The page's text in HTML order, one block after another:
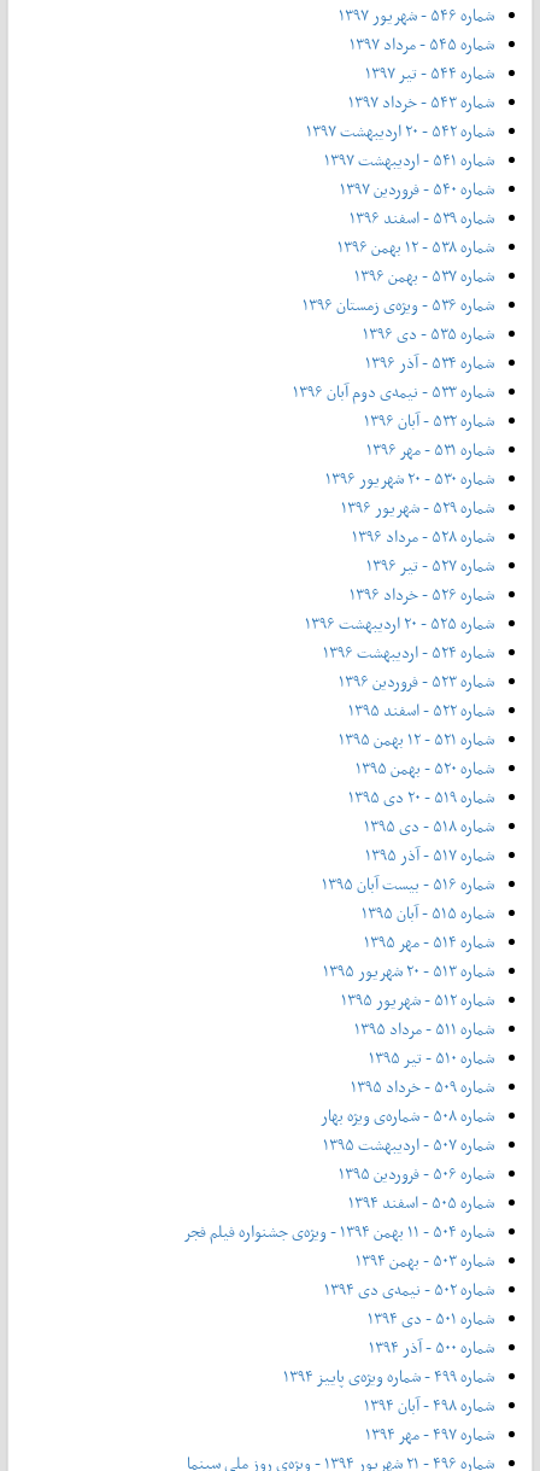
شماره ۵۴۶ - شهریور ۱۳۹۷
شماره ۵۴۵ - مرداد ۱۳۹۷
شماره ۵۴۴ - تیر ۱۳۹۷
شماره ۵۴۳ - خرداد ۱۳۹۷
شماره ۵۴۲ - ۲۰ اردیبهشت ۱۳۹۷
شماره ۵۴۱ - اردیبهشت ۱۳۹۷
شماره ۵۴۰ - فروردین ۱۳۹۷
شماره ۵۳۹ - اسفند ۱۳۹۶
شماره ۵۳۸ - ۱۲ بهمن ۱۳۹۶
شماره ۵۳۷ - بهمن ۱۳۹۶
شماره ۵۳۶ - ویژه‌ی زمستان ۱۳۹۶
شماره ۵۳۵ - دی ۱۳۹۶
شماره ۵۳۴ - آذر ۱۳۹۶
شماره ۵۳۳ - نیمه‌ی دوم آبان ۱۳۹۶
شماره ۵۳۲ - آبان ۱۳۹۶
شماره ۵۳۱ - مهر ۱۳۹۶
شماره ۵۳۰ - ۲۰ شهریور ۱۳۹۶
شماره ۵۲۹ - شهریور ۱۳۹۶
شماره ۵۲۸ - مرداد ۱۳۹۶
شماره ۵۲۷ - تیر ۱۳۹۶
شماره ۵۲۶ - خرداد ۱۳۹۶
شماره ۵۲۵ - ۲۰ اردیبهشت ۱۳۹۶
شماره ۵۲۴ - اردیبهشت ۱۳۹۶
شماره ۵۲۳ - فروردین ۱۳۹۶
شماره ۵۲۲ - اسفند ۱۳۹۵
شماره ۵۲۱ - ۱۲ بهمن ۱۳۹۵
شماره ۵۲۰ - بهمن ۱۳۹۵
شماره ۵۱۹ - ۲۰ دی ۱۳۹۵
شماره ۵۱۸ - دی ۱۳۹۵
شماره ۵۱۷ - آذر ۱۳۹۵
شماره ۵۱۶ - بیست آبان ۱۳۹۵
شماره ۵۱۵ - آبان ۱۳۹۵
شماره ۵۱۴ - مهر ۱۳۹۵
شماره ۵۱۳ - ۲۰ شهریور ۱۳۹۵
شماره ۵۱۲ - شهریور ۱۳۹۵
شماره ۵۱۱ - مرداد ۱۳۹۵
شماره ۵۱۰ - تیر ۱۳۹۵
شماره ۵۰۹ - خرداد ۱۳۹۵
شماره ۵۰۸ - شماره‌ی ویژه بهار
شماره ۵۰۷ - اردیبهشت ۱۳۹۵
شماره ۵۰۶ - فروردین ۱۳۹۵
شماره ۵۰۵ - اسفند ۱۳۹۴
شماره ۵۰۴ - ۱۱ بهمن ۱۳۹۴ - ویژه‌ی جشنواره فیلم فجر
شماره ۵۰۳ - بهمن ۱۳۹۴
شماره ۵۰۲ - نیمه‌ی دی ۱۳۹۴
شماره ۵۰۱ - دی ۱۳۹۴
شماره ۵۰۰ - آذر ۱۳۹۴
شماره ۴۹۹ - شماره ویژه‌ی پاییز ۱۳۹۴
شماره ۴۹۸ - آبان ۱۳۹۴
شماره ۴۹۷ - مهر ۱۳۹۴
شماره ۴۹۶ - ۲۱ شهریور ۱۳۹۴ - ویژه‌ی روز ملی سینما